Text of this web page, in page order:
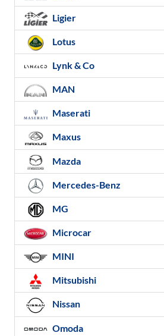
Ligier
Lotus
Lynk & Co
MAN
Maserati
Maxus
Mazda
Mercedes-Benz
MG
Microcar
MINI
Mitsubishi
Nissan
Omoda